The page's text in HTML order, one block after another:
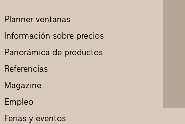
Planner ventanas
Información sobre precios
Panorámica de productos
Referencias
Magazine
Empleo
Ferias y eventos